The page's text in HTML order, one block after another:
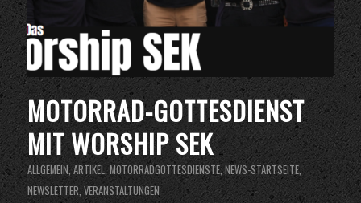
MOTORRAD-GOTTESDIENST
MIT WORSHIP SEK
ALLGEMEIN,ARTIKEL,MOTORRADGOTTESDIENSTE,NEWS-STARTSEITE,
NEWSLETTER,VERANSTALTUNGEN